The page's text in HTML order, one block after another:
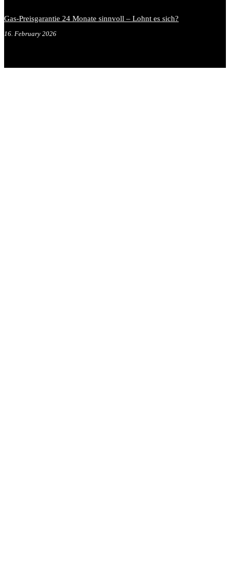
Gas-Preisgarantie 24 Monate sinnvoll – Lohnt es sich?
16. February 2026